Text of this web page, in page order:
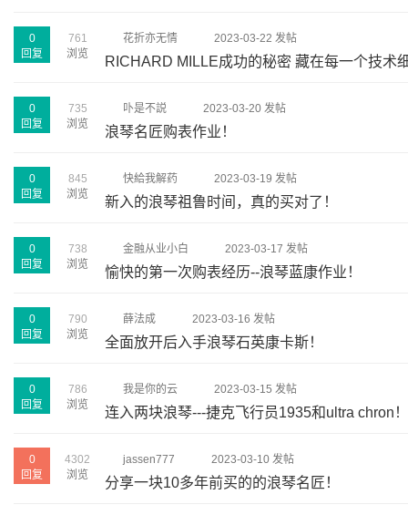
0
回复
761
浏览
花折亦无情 2023-03-22 发帖
RICHARD MILLE成功的秘密 藏在每一个技术
0
回复
735
浏览
卟是不説 2023-03-20 发帖
浪琴名匠购表作业！
0
回复
845
浏览
快給我解药 2023-03-19 发帖
新入的浪琴祖鲁时间，真的买对了！
0
回复
738
浏览
金融从业小白 2023-03-17 发帖
愉快的第一次购表经历--浪琴蓝康作业！
0
回复
790
浏览
薛法成 2023-03-16 发帖
全面放开后入手浪琴石英康卡斯！
0
回复
786
浏览
我是你的云 2023-03-15 发帖
连入两块浪琴---捷克飞行员1935和ultra chron！
0
回复
4302
浏览
jassen777 2023-03-10 发帖
分享一块10多年前买的的浪琴名匠！